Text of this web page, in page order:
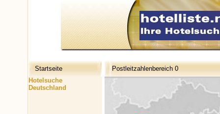
Startseite
Hotelsuche
Deutschland
Postleitzahlenbereich 0